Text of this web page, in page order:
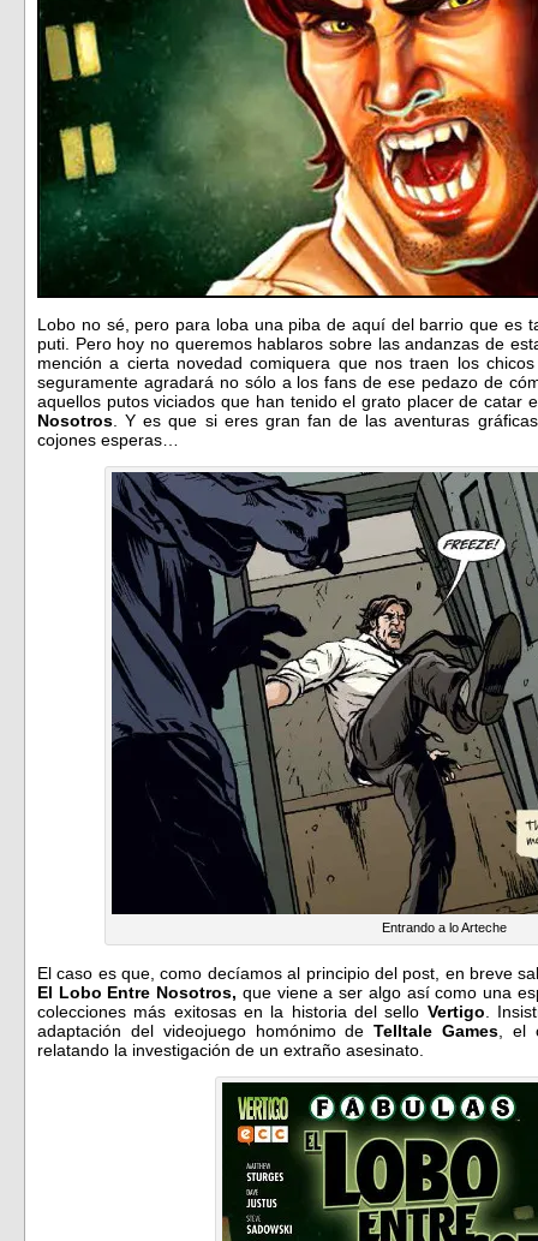
Lobo no sé, pero para loba una piba de aquí del barrio que es
puti. Pero hoy no queremos hablaros sobre las andanzas de
mención a cierta novedad comiquera que nos traen los
seguramente agradará no sólo a los fans de ese pedazo de
aquellos putos viciados que han tenido el grato placer de catar
Nosotros . Y es que si eres gran fan de las aventuras
cojones esperas…
Entrando a lo Arteche
El caso es que, como decíamos al principio del post, en breve
El Lobo Entre Nosotros, que viene a ser algo así como una
colecciones más exitosas en la historia del sello Vertigo .
adaptación del videojuego homónimo deTelltale Games , el
relatando la investigación de un extraño asesinato.